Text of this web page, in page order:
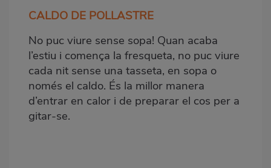
CALDO DE POLLASTRE
No puc viure sense sopa! Quan acaba
l’estiu i comença la fresqueta, no puc viure
cada nit sense una tasseta, en sopa o
només el caldo. És la millor manera
d’entrar en calor i de preparar el cos per a
gitar-se.